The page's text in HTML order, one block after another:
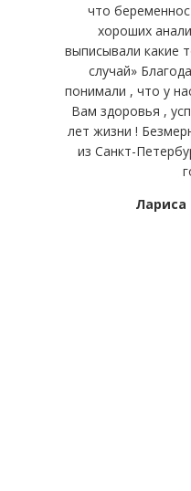
что
хороших
выписывали какие
случай»
понимали , что у
Вам здоровья ,
лет жизни !
из Санкт-
Лариса